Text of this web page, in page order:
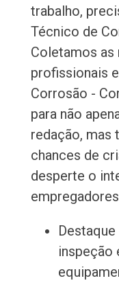
trabalho,
Técnico de
Coletamos as
profissionais
Corrosão -
para não
redação, mas
chances de
desperte o
inspeção